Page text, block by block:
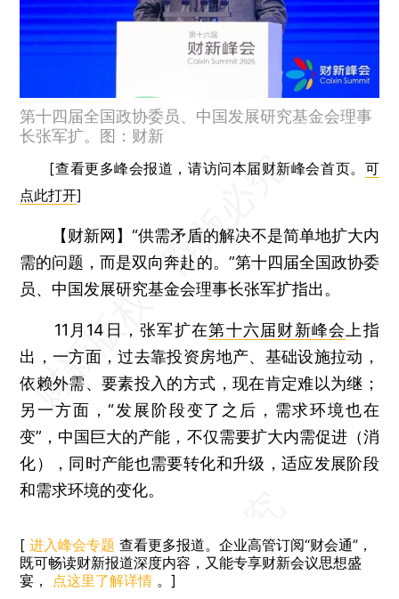
第十四届全国政协委员、中国发展研究基金会理事
长张军扩。图：财新
[查看更多峰会报道，请访问本届财新峰会首页。 可
点此打开]
【财新网】“供需矛盾的解决不是简单地扩大内
需的问题，而是双向奔赴的。”第十四届全国政协委
员、中国发展研究基金会理事长张军扩指出。
11月14日，张军扩在第十六届财新峰会上指
出，一方面，过去靠投资房地产、基础设施拉动，
依赖外需、要素投入的方式，现在肯定难以为继；
另一方面，“发展阶段变了之后，需求环境也在
变”，中国巨大的产能，不仅需要扩大内需促进（消
化），同时产能也需要转化和升级，适应发展阶段
和需求环境的变化。
[ 进入峰会专题 查看更多报道。企业高管订阅“财会通”，
既可畅读财新报道深度内容，又能专享财新会议思想盛
宴， 点这里了解详情 。]